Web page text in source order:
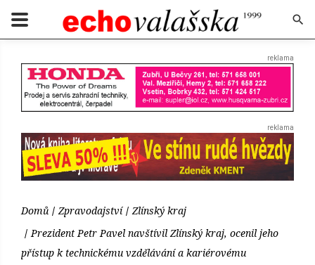
Domů Zpravodajství
Zlínský kraj
Prezident Petr Pavel navštívil Zlínský kraj, ocenil jeho
přístup k technickému vzdělávání a kariérovému